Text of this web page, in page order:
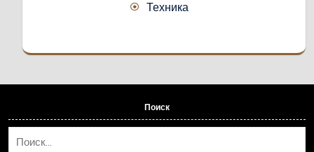
Техника
Поиск